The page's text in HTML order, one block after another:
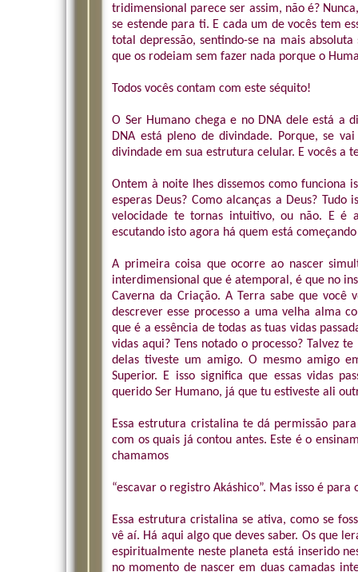
tridimensional parece ser assim, não é?
se estende para ti. E cada um de vocês tem
total depressão, sentindo-se na mais
que os rodeiam sem fazer nada porque o
Todos vocês contam com este séquito!
O Ser Humano chega e no DNA dele está a
DNA está pleno de divindade. Porque, se
divindade em sua estrutura celular. E vocês a
Ontem à noite lhes dissemos como funciona
esperas Deus? Como alcanças a Deus?
velocidade te tornas intuitivo, ou não. E é
escutando isto agora há quem está
A primeira coisa que ocorre ao nascer
interdimensional que é atemporal, é que no
Caverna da Criação. A Terra sabe que você
descrever esse processo a uma velha alma
que é a essência de todas as tuas vidas
vidas aqui? Tens notado o processo? Talvez
delas tiveste um amigo. O mesmo amigo
Superior. E isso significa que essas vidas
querido Ser Humano, já que tu estiveste ali
Essa estrutura cristalina te dá permissão
com os quais já contou antes. Este é o
chamamos
“escavar o registro Akáshico”. Mas isso é
Essa estrutura cristalina se ativa, como se
vê aí. Há aqui algo que deves saber. Os que
espiritualmente neste planeta está inserido
no momento de nascer em duas camadas